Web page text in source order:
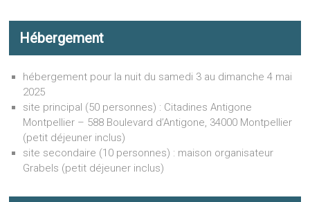
Hébergement
hébergement pour la nuit du samedi 3 au dimanche 4 mai
2025
site principal (50 personnes) : Citadines Antigone
Montpellier – 588 Boulevard d’Antigone, 34000 Montpellier
(petit déjeuner inclus)
site secondaire (10 personnes) : maison organisateur
Grabels (petit déjeuner inclus)